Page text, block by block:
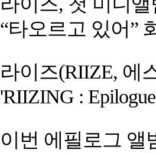
“타오르고 있어”
라이즈(RIIZE, 에
'RIIZING :
이번 에필로그 앨